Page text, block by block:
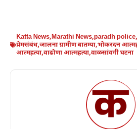
Katta News,Marathi News,paradh police,
प्रेमसंबंध,जालना ग्रामीण बातम्या,भोकरदन
आत्महत्या,वाढोणा आत्महत्या,वाळसांवगी घटना